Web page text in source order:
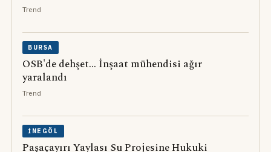
Trend
BURSA
OSB'de dehşet... İnşaat mühendisi ağır
yaralandı
Trend
İNEGÖL
Paşaçayırı Yaylası Su Projesine Hukuki